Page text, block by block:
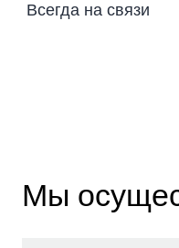
Всегда на связи
Мы